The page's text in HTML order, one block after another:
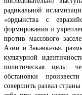
радикальной
«ордынства с
формирования и
против массового
Азии и Закавказья,
культурной
политическая цель:
обстановки
совершить развал